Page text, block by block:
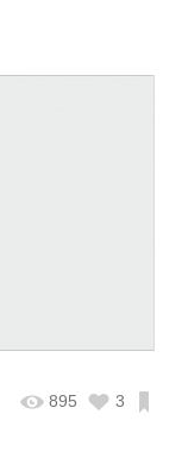
895 3